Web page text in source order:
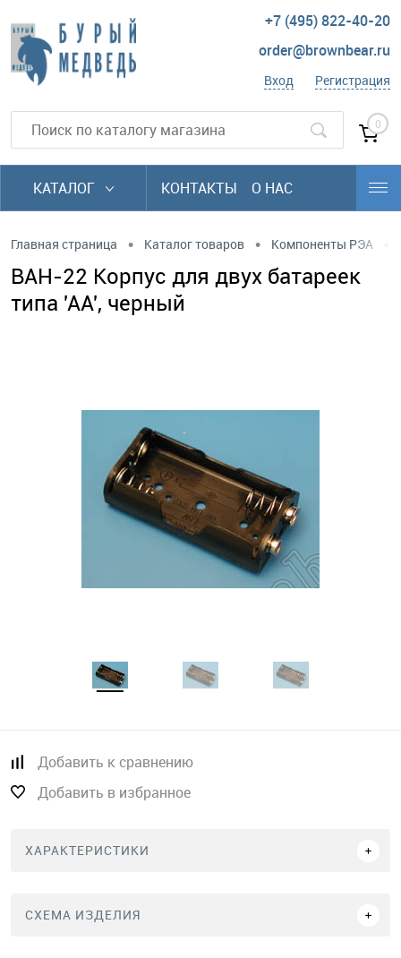
+7 (495) 822-40-20
order@brownbear.ru
Вход Регистрация
0
КАТАЛОГ КОНТАКТЫ О НАС
Главная страница • Каталог товаров • Компоненты РЭА
BAH-22 Корпус для двух батареек
типа 'АА', черный
Добавить к сравнению
Добавить в избранное
ХАРАКТЕРИСТИКИ
СХЕМА ИЗДЕЛИЯ